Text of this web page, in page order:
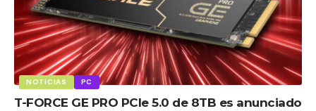
NOTICIAS PC
T-FORCE GE PRO PCIe 5.0 de 8TB es anunciado